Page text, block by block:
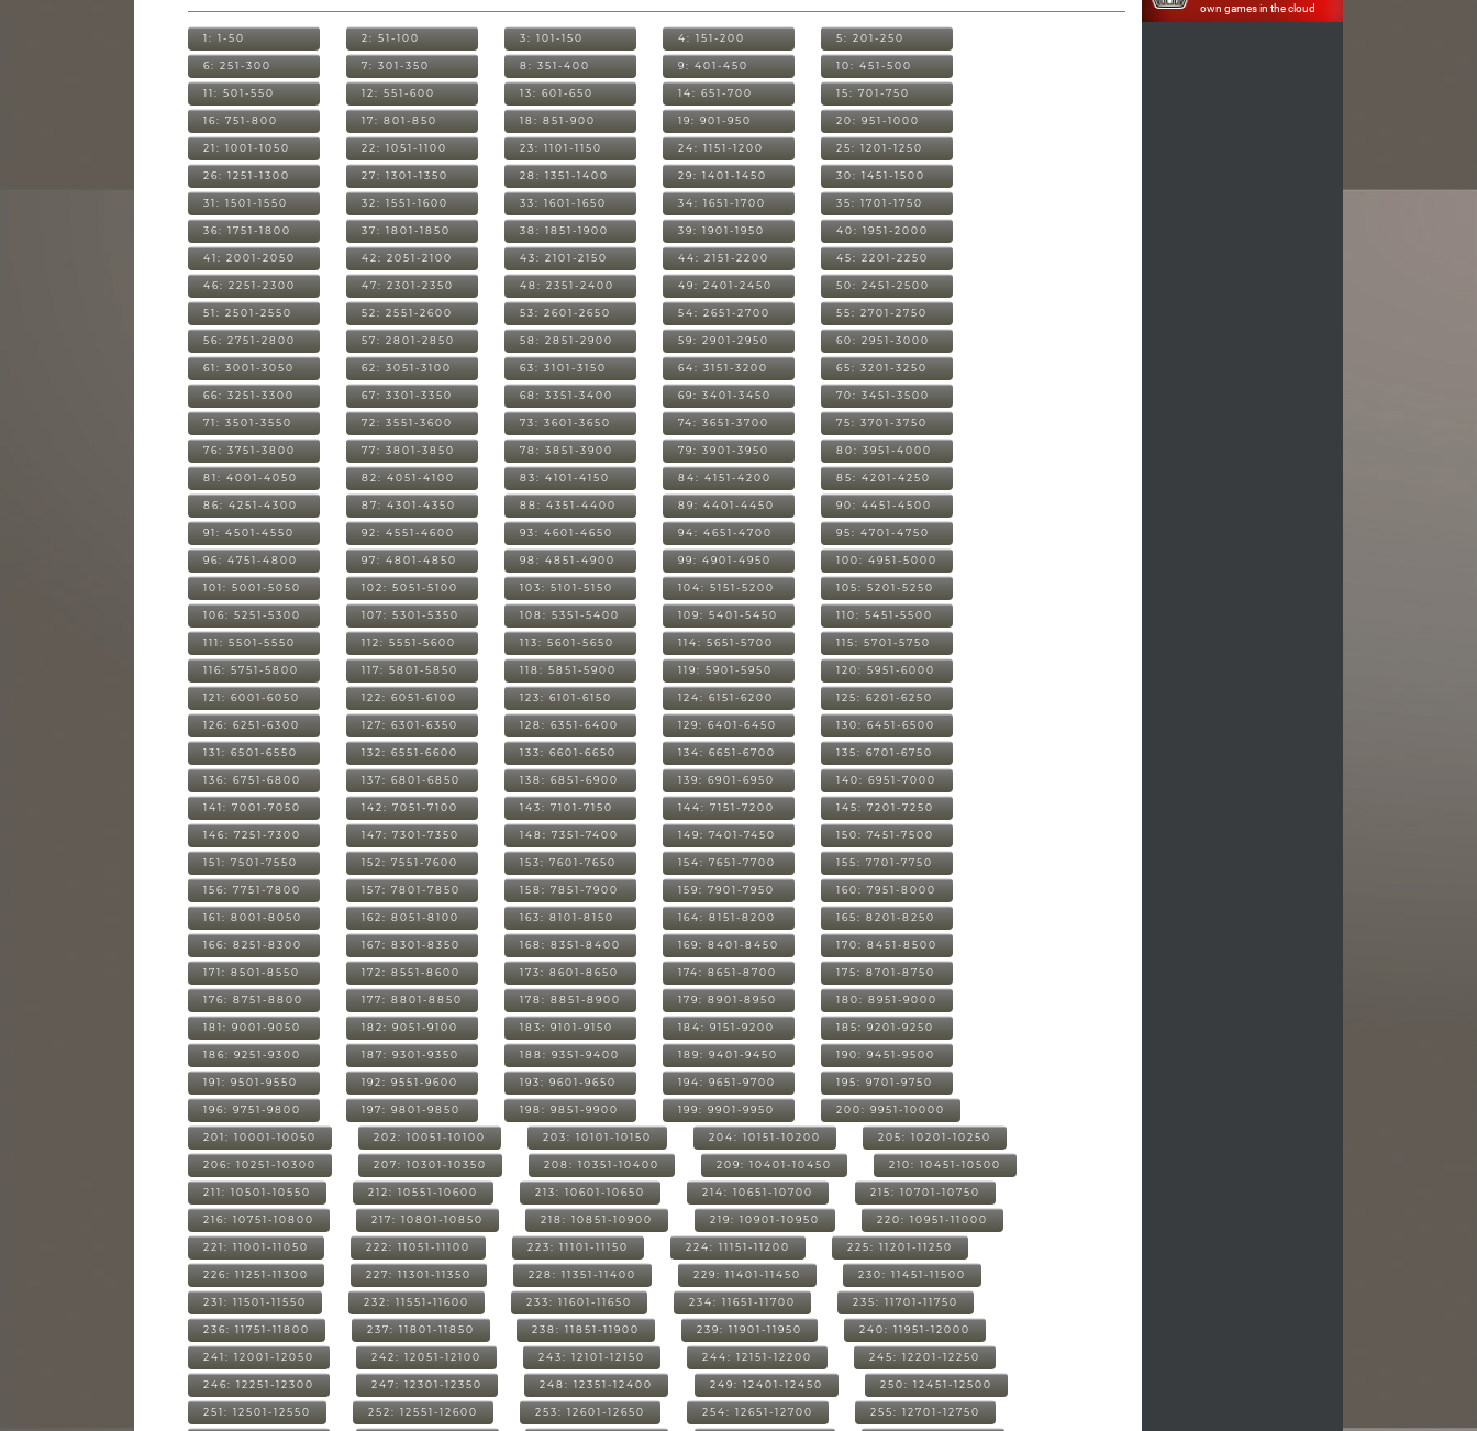
1: 1-50 2: 51-100 3: 101-150 4: 151-200 5: 201-250
6: 251-300 7: 301-350 8: 351-400 9: 401-450 10: 451-500
11: 501-550 12: 551-600 13: 601-650 14: 651-700 15: 701-750
16: 751-800 17: 801-850 18: 851-900 19: 901-950 20: 951-1000
21: 1001-1050 22: 1051-1100 23: 1101-1150 24: 1151-1200 25: 1201-1250
26: 1251-1300 27: 1301-1350 28: 1351-1400 29: 1401-1450 30: 1451-1500
31: 1501-1550 32: 1551-1600 33: 1601-1650 34: 1651-1700 35: 1701-1750
36: 1751-1800 37: 1801-1850 38: 1851-1900 39: 1901-1950 40: 1951-2000
41: 2001-2050 42: 2051-2100 43: 2101-2150 44: 2151-2200 45: 2201-2250
46: 2251-2300 47: 2301-2350 48: 2351-2400 49: 2401-2450 50: 2451-2500
51: 2501-2550 52: 2551-2600 53: 2601-2650 54: 2651-2700 55: 2701-2750
56: 2751-2800 57: 2801-2850 58: 2851-2900 59: 2901-2950 60: 2951-3000
61: 3001-3050 62: 3051-3100 63: 3101-3150 64: 3151-3200 65: 3201-3250
66: 3251-3300 67: 3301-3350 68: 3351-3400 69: 3401-3450 70: 3451-3500
71: 3501-3550 72: 3551-3600 73: 3601-3650 74: 3651-3700 75: 3701-3750
76: 3751-3800 77: 3801-3850 78: 3851-3900 79: 3901-3950 80: 3951-4000
81: 4001-4050 82: 4051-4100 83: 4101-4150 84: 4151-4200 85: 4201-4250
86: 4251-4300 87: 4301-4350 88: 4351-4400 89: 4401-4450 90: 4451-4500
91: 4501-4550 92: 4551-4600 93: 4601-4650 94: 4651-4700 95: 4701-4750
96: 4751-4800 97: 4801-4850 98: 4851-4900 99: 4901-4950 100: 4951-5000
101: 5001-5050 102: 5051-5100 103: 5101-5150 104: 5151-5200 105: 5201-5250
106: 5251-5300 107: 5301-5350 108: 5351-5400 109: 5401-5450 110: 5451-5500
111: 5501-5550 112: 5551-5600 113: 5601-5650 114: 5651-5700 115: 5701-5750
116: 5751-5800 117: 5801-5850 118: 5851-5900 119: 5901-5950 120: 5951-6000
121: 6001-6050 122: 6051-6100 123: 6101-6150 124: 6151-6200 125: 6201-6250
126: 6251-6300 127: 6301-6350 128: 6351-6400 129: 6401-6450 130: 6451-6500
131: 6501-6550 132: 6551-6600 133: 6601-6650 134: 6651-6700 135: 6701-6750
136: 6751-6800 137: 6801-6850 138: 6851-6900 139: 6901-6950 140: 6951-7000
141: 7001-7050 142: 7051-7100 143: 7101-7150 144: 7151-7200 145: 7201-7250
146: 7251-7300 147: 7301-7350 148: 7351-7400 149: 7401-7450 150: 7451-7500
151: 7501-7550 152: 7551-7600 153: 7601-7650 154: 7651-7700 155: 7701-7750
156: 7751-7800 157: 7801-7850 158: 7851-7900 159: 7901-7950 160: 7951-8000
161: 8001-8050 162: 8051-8100 163: 8101-8150 164: 8151-8200 165: 8201-8250
166: 8251-8300 167: 8301-8350 168: 8351-8400 169: 8401-8450 170: 8451-8500
171: 8501-8550 172: 8551-8600 173: 8601-8650 174: 8651-8700 175: 8701-8750
176: 8751-8800 177: 8801-8850 178: 8851-8900 179: 8901-8950 180: 8951-9000
181: 9001-9050 182: 9051-9100 183: 9101-9150 184: 9151-9200 185: 9201-9250
186: 9251-9300 187: 9301-9350 188: 9351-9400 189: 9401-9450 190: 9451-9500
191: 9501-9550 192: 9551-9600 193: 9601-9650 194: 9651-9700 195: 9701-9750
196: 9751-9800 197: 9801-9850 198: 9851-9900 199: 9901-9950 200: 9951-10000
201: 10001-10050 202: 10051-10100 203: 10101-10150 204: 10151-10200 205: 10201-10250
206: 10251-10300 207: 10301-10350 208: 10351-10400 209: 10401-10450 210: 10451-10500
211: 10501-10550 212: 10551-10600 213: 10601-10650 214: 10651-10700 215: 10701-10750
216: 10751-10800 217: 10801-10850 218: 10851-10900 219: 10901-10950 220: 10951-11000
221: 11001-11050 222: 11051-11100 223: 11101-11150 224: 11151-11200 225: 11201-11250
226: 11251-11300 227: 11301-11350 228: 11351-11400 229: 11401-11450 230: 11451-11500
231: 11501-11550 232: 11551-11600 233: 11601-11650 234: 11651-11700 235: 11701-11750
236: 11751-11800 237: 11801-11850 238: 11851-11900 239: 11901-11950 240: 11951-12000
241: 12001-12050 242: 12051-12100 243: 12101-12150 244: 12151-12200 245: 12201-12250
246: 12251-12300 247: 12301-12350 248: 12351-12400 249: 12401-12450 250: 12451-12500
251: 12501-12550 252: 12551-12600 253: 12601-12650 254: 12651-12700 255: 12701-12750
own games in the cloud